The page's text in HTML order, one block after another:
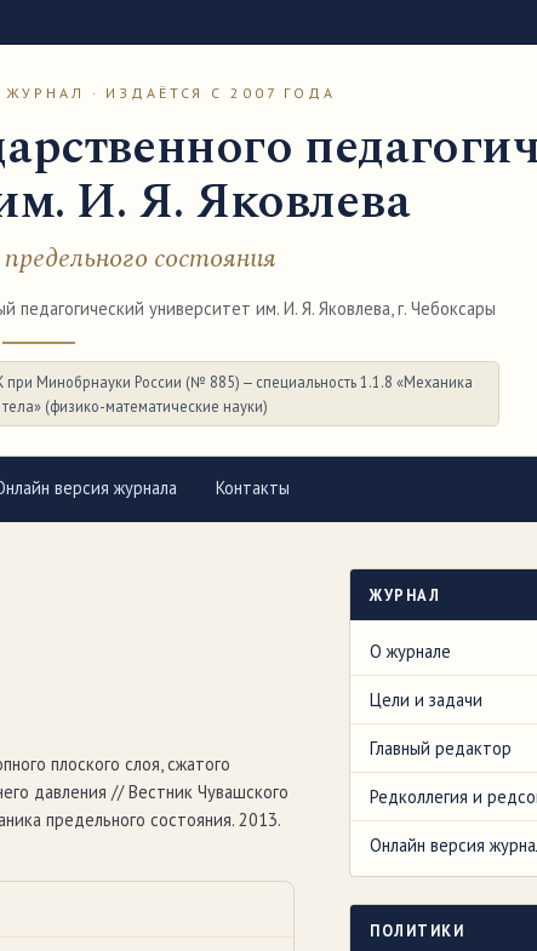
· ИЗДАЁТСЯ С 2007 ГОДА
И. Я. Яковлева
состояния
университет им. И. Я. Яковлева, г. Чебоксары
Минобрнауки России (№ 885) — специальность 1.1.8 «Механика
(физико-математические науки)
версия журнала Контакты
плоского слоя, сжатого
давления // Вестник Чувашского
предельного состояния. 2013.
ЖУРНАЛ
О журнале
Цели и задачи
Главный редактор
Редколлегия и
Онлайн версия
ПОЛИТИКИ